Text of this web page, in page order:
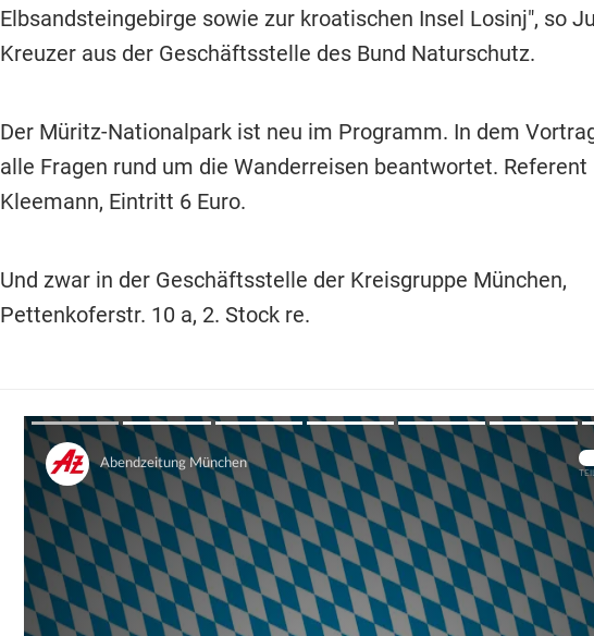
Elbsandsteingebirge sowie zur kroatischen Insel Losinj", so
Kreuzer aus der Geschäftsstelle des Bund Naturschutz.
Der Müritz-Nationalpark ist neu im Programm. In dem
alle Fragen rund um die Wanderreisen beantwortet.
Kleemann, Eintritt 6 Euro.
Und zwar in der Geschäftsstelle der Kreisgruppe München,
Pettenkoferstr. 10 a, 2. Stock re.